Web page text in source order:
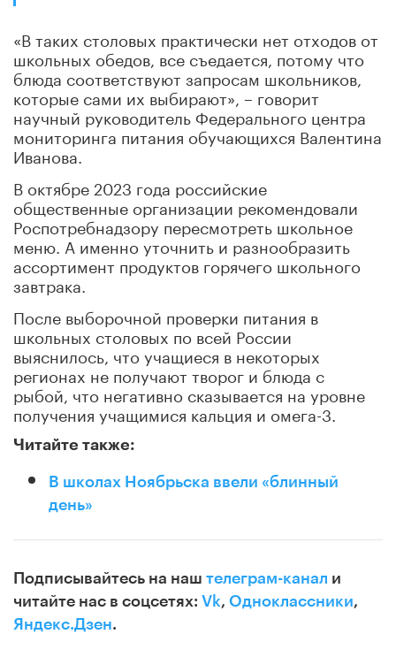
«В таких столовых практически нет отходов от
школьных обедов, все съедается, потому что
блюда соответствуют запросам школьников,
которые сами их выбирают», – говорит
научный руководитель Федерального центра
мониторинга питания обучающихся Валентина
Иванова.
В октябре 2023 года российские
общественные организации рекомендовали
Роспотребнадзору пересмотреть школьное
меню. А именно уточнить и разнообразить
ассортимент продуктов горячего школьного
завтрака.
После выборочной проверки питания в
школьных столовых по всей России
выяснилось, что учащиеся в некоторых
регионах не получают творог и блюда с
рыбой, что негативно сказывается на уровне
получения учащимися кальция и омега-3.
Читайте также:
В школах Ноябрьска ввели «блинный
день»
Подписывайтесь на наш телеграм-канал и
читайте нас в соцсетях: Vk, Одноклассники,
Яндекс.Дзен.